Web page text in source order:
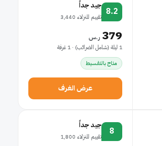
8.2
جيد جداً
تقييم للنزلاء 3,440
379 ر.س
1 ليلة (شامل الضرائب) · 1 غرفة
متاح بالتقسيط
عرض الغرف
8
جيد جداً
تقييم للنزلاء 1,800